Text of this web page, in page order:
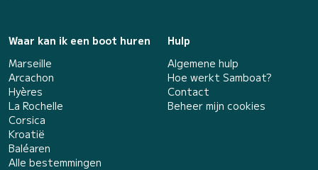
Waar kan ik een boot huren
Marseille
Arcachon
Hyères
La Rochelle
Corsica
Kroatië
Baléaren
Alle bestemmingen
Hulp
Algemene hulp
Hoe werkt Samboat?
Contact
Beheer mijn cookies